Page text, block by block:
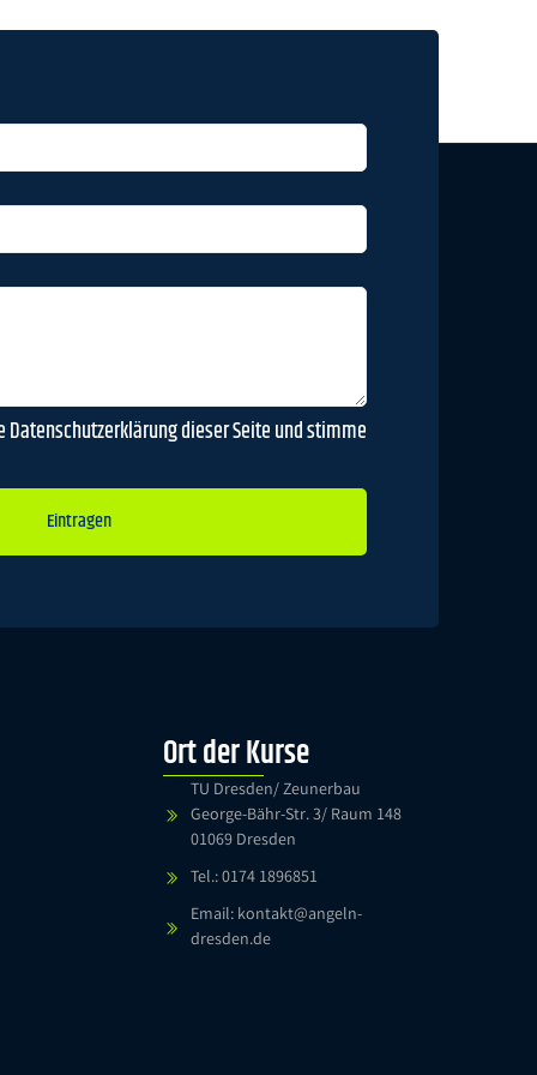
dieser Seite und stimme
Eintragen
Ort der Kurse
TU Dresden/ Zeunerbau
George-Bähr-Str. 3/ Raum 148
01069 Dresden
Tel.: 0174 1896851
Email: kontakt@angeln-
dresden.de